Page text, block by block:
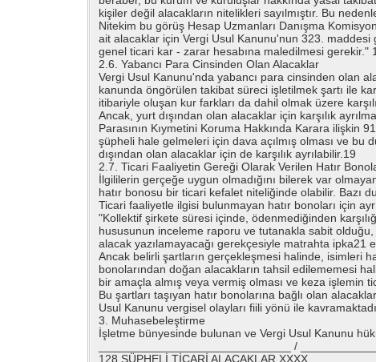
kişiler değil alacakların nitelikleri sayılmıştır. Bu
Nitekim bu görüş Hesap Uzmanları Danışma
ait alacaklar için Vergi Usul Kanunu'nun 323. maddesi
genel ticari kar - zarar hesabına maledilmesi gerekir."
2.6. Yabancı Para Cinsinden Olan Alacaklar
Vergi Usul Kanunu'nda yabancı para cinsinden olan
kanunda öngörülen takibat süreci işletilmek şartı ile
itibariyle oluşan kur farkları da dahil olmak üzere
Ancak, yurt dışından olan alacaklar için karşılık
Parasının Kıymetini Koruma Hakkında Karara ilişkin
şüpheli hale gelmeleri için dava açılmış olması ve bu
dışından olan alacaklar için de karşılık ayrılabilir.19
2.7. Ticari Faaliyetin Gereği Olarak Verilen Hatır
İlgililerin gerçeğe uygun olmadığını bilerek var
hatır bonosu bir ticari kefalet niteliğinde olabilir. Bazı
Ticari faaliyetle ilgisi bulunmayan hatır bonoları için
"Kollektif şirkete süresi içinde, ödenmediğinden
hususunun inceleme raporu ve tutanakla sabit
alacak yazılamayacağı gerekçesiyle matrahta ipka21
Ancak belirli şartların gerçekleşmesi halinde, isimleri
bonolarından doğan alacakların tahsil edilememesi
bir amaçla almış veya vermiş olması ve keza işlemin
Bu şartları taşıyan hatır bonolarına bağlı olan
Usul Kanunu vergisel olayları fiili yönü ile
3. Muhasebeleştirme
İşletme bünyesinde bulunan ve Vergi Usul Kanunu
______________________________ /
128 ŞÜPHELİ TİCARİ ALACAKLAR XXXX